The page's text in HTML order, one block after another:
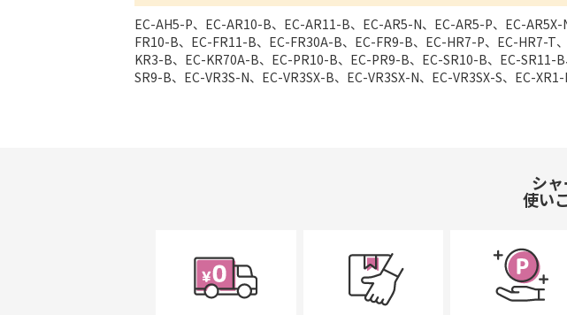
EC-AH5-P、EC-AR10-B、EC-AR11-B、EC-AR5-N、EC-AR5-P、EC-
FR10-B、EC-FR11-B、EC-FR30A-B、EC-FR9-B、EC-HR7-P、EC-HR7-
KR3-B、EC-KR70A-B、EC-PR10-B、EC-PR9-B、EC-SR10-B、EC-SR11-
SR9-B、EC-VR3S-N、EC-VR3SX-B、EC-VR3SX-N、EC-VR3SX-S、EC-
シ
使い